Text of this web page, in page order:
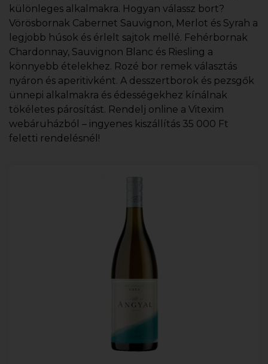
különleges alkalmakra. Hogyan válassz bort?
Vörösbornak Cabernet Sauvignon, Merlot és Syrah a
legjobb húsok és érlelt sajtok mellé. Fehérbornak
Chardonnay, Sauvignon Blanc és Riesling a
könnyebb ételekhez. Rozé bor remek választás
nyáron és aperitivként. A desszertborok és pezsgők
ünnepi alkalmakra és édességekhez kínálnak
tökéletes párosítást. Rendelj online a Vitexim
webáruházból – ingyenes kiszállítás 35 000 Ft
feletti rendelésnél!